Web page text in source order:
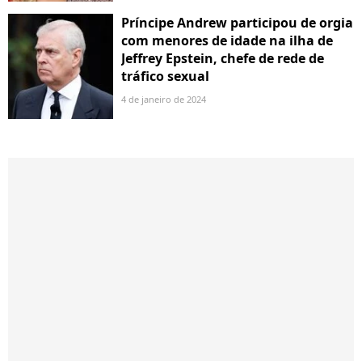
Príncipe Andrew participou de orgia
com menores de idade na ilha de
Jeffrey Epstein, chefe de rede de
tráfico sexual
4 de janeiro de 2024